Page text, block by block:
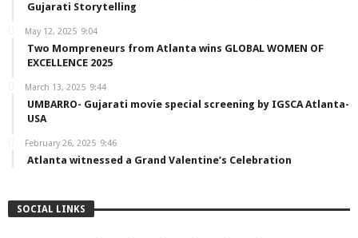
Gujarati Storytelling
May 12, 2025 9:04
Two Mompreneurs from Atlanta wins GLOBAL WOMEN OF
EXCELLENCE 2025
March 13, 2025 9:44
UMBARRO- Gujarati movie special screening by IGSCA Atlanta-
USA
February 26, 2025 9:46
Atlanta witnessed a Grand Valentine’s Celebration
SOCIAL LINKS